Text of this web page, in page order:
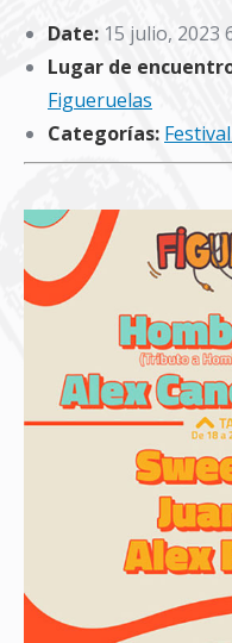
Date: 15 julio, 2023
Lugar de
Figueruelas
Categorías: